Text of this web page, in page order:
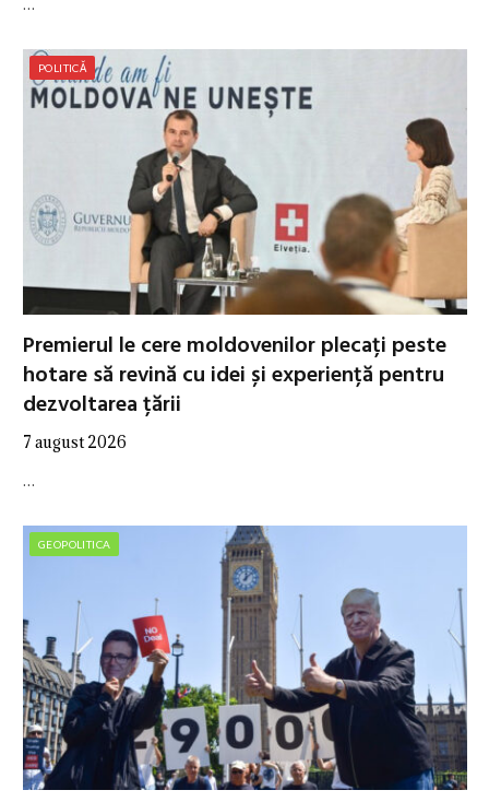
…
POLITICĂ
Premierul le cere moldovenilor plecați peste
hotare să revină cu idei și experiență pentru
dezvoltarea țării
7 august 2026
…
GEOPOLITICA